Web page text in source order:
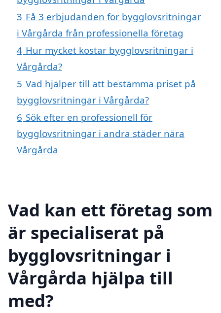
3 Få 3 erbjudanden för bygglovsritningar
i Vårgårda från professionella företag
4 Hur mycket kostar bygglovsritningar i
Vårgårda?
5 Vad hjälper till att bestämma priset på
bygglovsritningar i Vårgårda?
6 Sök efter en professionell för
bygglovsritningar i andra städer nära
Vårgårda
Vad kan ett företag som
är specialiserat på
bygglovsritningar i
Vårgårda hjälpa till
med?